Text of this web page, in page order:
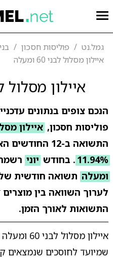
גמל.נט פוליסות חסכון
בני 60 ומעלה
איילון מסלול לבני 60 ומעלה
איילון מסלול לבני
הנכם צופים בנתונים
פוליסות חסכון, איילון מסלול
התשואה ב-12 החודשים האחרונים עומדת על
11.94% . בחודש יוני
ומעלה תשואה חודשית
לערוך השוואה בין
התשואות לאורך הזמן.
איילון
שמיועד לחוסכים שנמצאים